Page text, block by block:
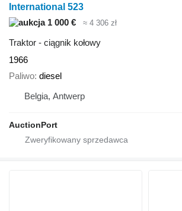
International 523
1 000 €
≈ 4 306 zł
Traktor - ciągnik kołowy
1966
Paliwo diesel
Belgia, Antwerp
AuctionPort